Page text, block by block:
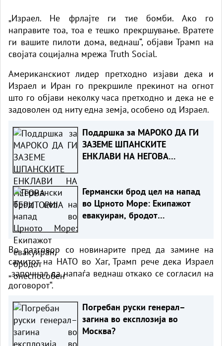
„Израел. Не фрлајте ги тие бомби. Ако го
направите тоа, тоа е тешко прекршување. Вратете
ги вашите пилоти дома, веднаш“, објави Трамп на
својата социјална мрежа Truth Social.
Американскиот лидер претходно изјави дека и
Израел и Иран го прекршиле прекинот на огнот
што го објави неколку часа претходно и дека не е
задоволен од ниту една земја, особено од Израел.
Поддршка за МАРОКО ДА ГИ
ЗАЗЕМЕ ШПАНСКИТЕ
ЕНКЛАВИ НА НЕГОВА
Германски брод цел на напад
во Црното Море: Екипажот
евакуиран, бродот
Во разговор со новинарите пред да замине на
самитот на НАТО во Хаг, Трамп рече дека Израел
„започнал да напаѓа веднаш откако се согласил на
договорот“.
Погребан руски генерал–
загина во експлозија во
Москва?